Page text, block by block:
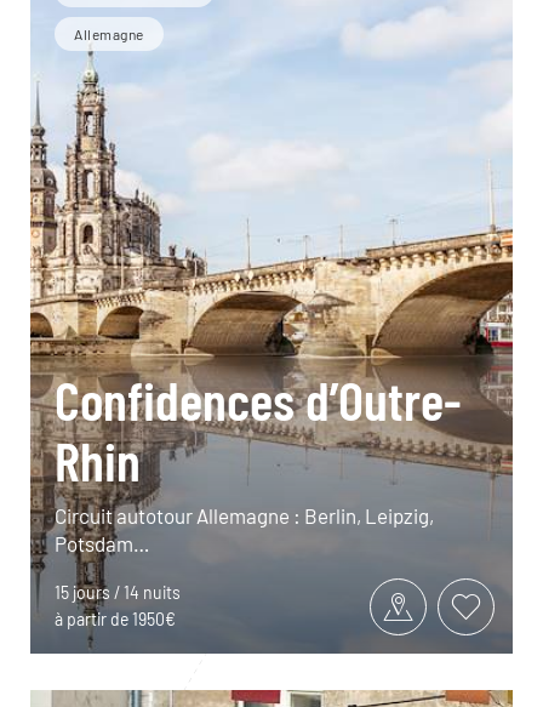
Allemagne
Confidences d’Outre-
Rhin
Circuit autotour Allemagne : Berlin, Leipzig,
Potsdam…
15 jours / 14 nuits
à partir de 1950€